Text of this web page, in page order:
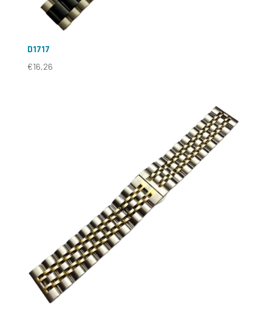
D1717
€16,26